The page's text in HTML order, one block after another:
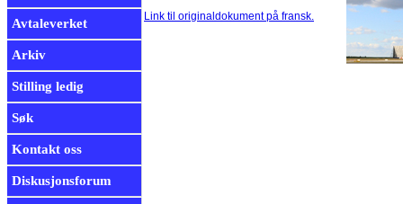
Avtaleverket
Arkiv
Stilling ledig
Søk
Kontakt oss
Diskusjonsforum
Link til originaldokument på fransk.